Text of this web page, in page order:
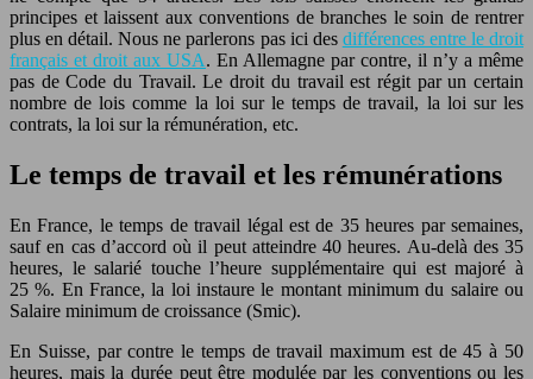
principes et laissent aux conventions de branches le soin de rentrer
plus en détail. Nous ne parlerons pas ici des différences entre le droit
français et droit aux USA. En Allemagne par contre, il n’y a même
pas de Code du Travail. Le droit du travail est régit par un certain
nombre de lois comme la loi sur le temps de travail, la loi sur les
contrats, la loi sur la rémunération, etc.
Le temps de travail et les rémunérations
En France, le temps de travail légal est de 35 heures par semaines,
sauf en cas d’accord où il peut atteindre 40 heures. Au-delà des 35
heures, le salarié touche l’heure supplémentaire qui est majoré à
25 %. En France, la loi instaure le montant minimum du salaire ou
Salaire minimum de croissance (Smic).
En Suisse, par contre le temps de travail maximum est de 45 à 50
heures, mais la durée peut être modulée par les conventions ou les